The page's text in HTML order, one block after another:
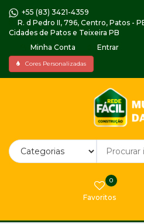
+55 (83) 3421-4359
R. d Pedro II, 796, Centro, Patos -
Cidades de Patos e Teixeira PB
Minha Conta
Entrar
Cores Personalizadas
Favoritos
0
Home
Piso
Impermeabilizantes,
e
Selador